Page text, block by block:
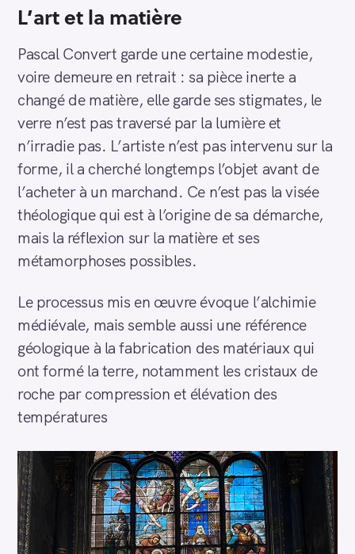
L’art et la matière
Pascal Convert garde une certaine modestie,
voire demeure en retrait : sa pièce inerte a
changé de matière, elle garde ses stigmates, le
verre n’est pas traversé par la lumière et
n’irradie pas. L’artiste n’est pas intervenu sur la
forme, il a cherché longtemps l’objet avant de
l’acheter à un marchand. Ce n’est pas la visée
théologique qui est à l’origine de sa démarche,
mais la réflexion sur la matière et ses
métamorphoses possibles.
Le processus mis en œuvre évoque l’alchimie
médiévale, mais semble aussi une référence
géologique à la fabrication des matériaux qui
ont formé la terre, notamment les cristaux de
roche par compression et élévation des
températures